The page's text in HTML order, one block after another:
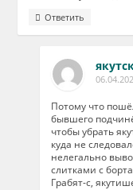
Ответить
Потому что
бывшего
чтобы убрать
куда не
нелегально
слитками с
Грабят-с,